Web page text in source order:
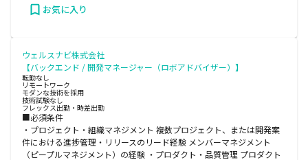
お気に入り
ウェルスナビ株式会社
【バックエンド / 開発マネージャー（ロボアドバイザー）】
転勤なし
リモートワーク
モダンな技術を採用
技術試験なし
フレックス出勤・時差出勤
■必須条件
・プロジェクト・組織マネジメント 複数プロジェクト、または開発案
件における進捗管理・リリースのリード経験 メンバーマネジメント
（ピープルマネジメント）の経験 ・プロダクト・品質管理 プロダクト